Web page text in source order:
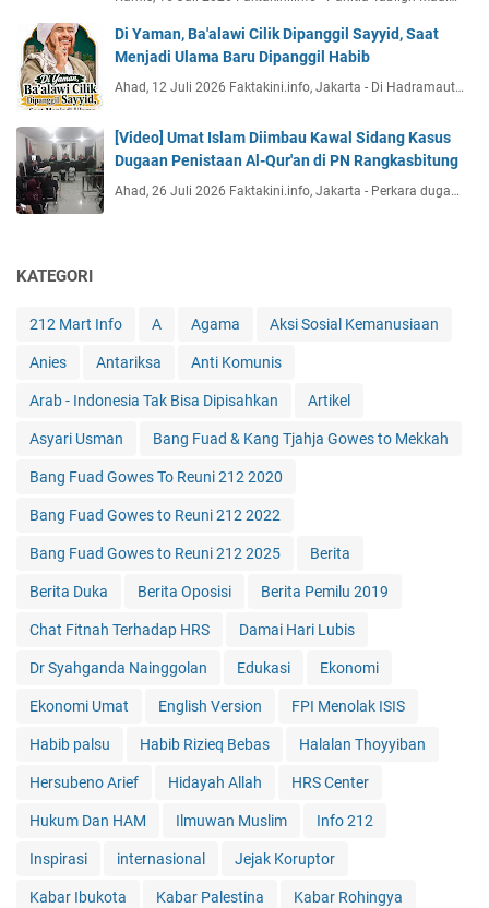
Di Yaman, Ba'alawi Cilik Dipanggil Sayyid, Saat
Menjadi Ulama Baru Dipanggil Habib
Ahad, 12 Juli 2026 Faktakini.info, Jakarta - Di Hadramaut…
[Video] Umat Islam Diimbau Kawal Sidang Kasus
Dugaan Penistaan Al-Qur'an di PN Rangkasbitung
Ahad, 26 Juli 2026 Faktakini.info, Jakarta - Perkara duga…
KATEGORI
212 Mart Info A Agama Aksi Sosial Kemanusiaan
Anies Antariksa Anti Komunis
Arab - Indonesia Tak Bisa Dipisahkan Artikel
Asyari Usman Bang Fuad & Kang Tjahja Gowes to Mekkah
Bang Fuad Gowes To Reuni 212 2020
Bang Fuad Gowes to Reuni 212 2022
Bang Fuad Gowes to Reuni 212 2025 Berita
Berita Duka Berita Oposisi Berita Pemilu 2019
Chat Fitnah Terhadap HRS Damai Hari Lubis
Dr Syahganda Nainggolan Edukasi Ekonomi
Ekonomi Umat English Version FPI Menolak ISIS
Habib palsu Habib Rizieq Bebas Halalan Thoyyiban
Hersubeno Arief Hidayah Allah HRS Center
Hukum Dan HAM Ilmuwan Muslim Info 212
Inspirasi internasional Jejak Koruptor
Kabar Ibukota Kabar Palestina Kabar Rohingya